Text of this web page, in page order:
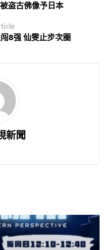
盗古佛像予日本
8强 仙雯止步次圈
新聞